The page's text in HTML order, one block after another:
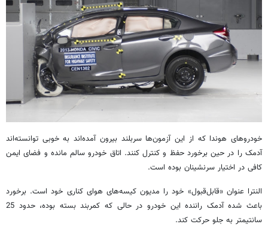
خودروهای هوندا که از این آزمون‌ها سربلند بیرون آمده‌اند به خوبی توانسته‌اند
آدمک را در حین برخورد حفظ و کنترل کنند. اتاق خودرو سالم مانده و فضای ایمن
کافی در اختیار سرنشینان بوده است.
النترا عنوان «قابل‌قبول» خود را مدیون کیسه‌های هوای کناری خود است. برخورد
باعث شده آدمک راننده این خودرو در حالی که کمربند بسته بوده، حدود 25
سانتیمتر به جلو حرکت کند.